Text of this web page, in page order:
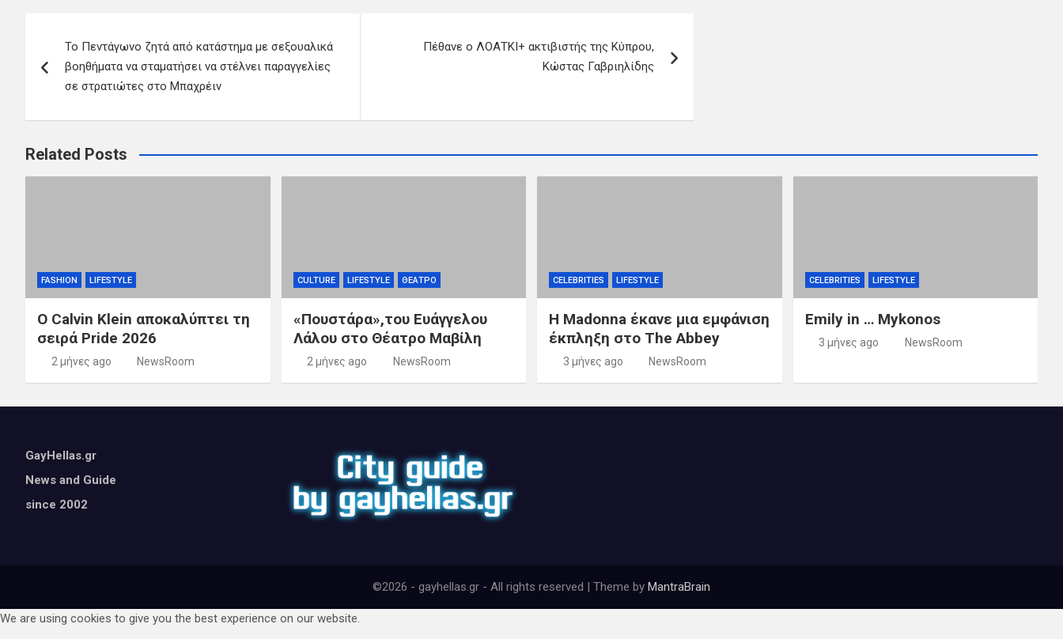
ή
γ
ά
ρ
θ
ρ
ν
Το Πεντάγωνο ζητά από κατάστημα με σεξουαλικά
βοηθήματα να σταματήσει να στέλνει παραγγελίες
σε στρατιώτες στο Μπαχρέιν
Πέθανε ο ΛΟΑΤΚΙ+ ακτιβιστής της Κύπρου,
Κώστας Γαβριηλίδης
Related Posts
FASHION LIFESTYLE
Ο Calvin Klein αποκαλύπτει τη
σειρά Pride 2026
2 μήνες ago NewsRoom
CULTURE LIFESTYLE ΘΕΑΤΡΟ
«Πουστάρα»,του Ευάγγελου
Λάλου στο Θέατρο Μαβίλη
2 μήνες ago NewsRoom
CELEBRITIES LIFESTYLE
Η Madonna έκανε μια εμφάνιση
έκπληξη στο The Abbey
3 μήνες ago NewsRoom
CELEBRITIES LIFESTYLE
Emily in … Mykonos
3 μήνες ago NewsRoom
GayHellas.gr
News and Guide
since 2002
©2026 - gayhellas.gr - All rights reserved | Theme by MantraBrain
We are using cookies to give you the best experience on our website.